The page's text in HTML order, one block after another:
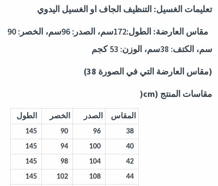
تعليمات الغسيل: التنظيف الجاف او الغسيل اليدوي
مقاس العارضة:
الطول:172سم، الصدر: 96سم، الخصر: 90
سم، الكتف: 38سم، الوزن: 53 كجم
(مقاس العارضة التي في الصورة 38
)
مقاسات المنتج (cm
(
المقاس الصدر الخصر
الطول